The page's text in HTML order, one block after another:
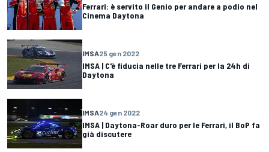
Ferrari: è servito il Genio per andare a podio nel
Cinema Daytona
IMSA25 gen 2022
IMSA | C'è fiducia nelle tre Ferrari per la 24h di
Daytona
IMSA24 gen 2022
IMSA | Daytona-Roar duro per le Ferrari, il BoP fa
già discutere